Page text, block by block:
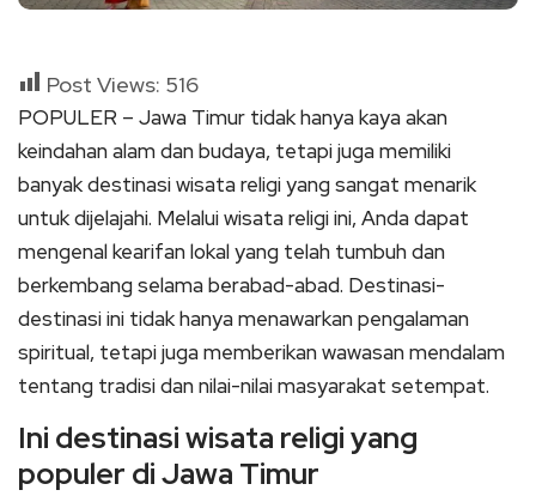
Post Views: 516
POPULER – Jawa Timur tidak hanya kaya akan
keindahan alam dan budaya, tetapi juga memiliki
banyak destinasi wisata religi yang sangat menarik
untuk dijelajahi. Melalui wisata religi ini, Anda dapat
mengenal kearifan lokal yang telah tumbuh dan
berkembang selama berabad-abad. Destinasi-
destinasi ini tidak hanya menawarkan pengalaman
spiritual, tetapi juga memberikan wawasan mendalam
tentang tradisi dan nilai-nilai masyarakat setempat.
Ini destinasi wisata religi yang
populer di Jawa Timur